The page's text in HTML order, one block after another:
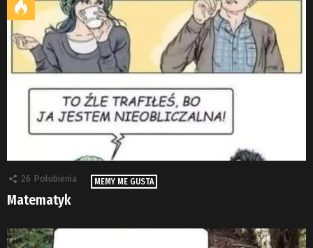
26 Polubienia MEMY ME GUSTA
Matematyk